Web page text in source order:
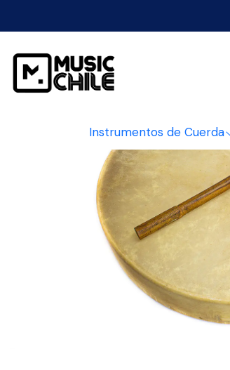
Instrumentos de Cuerda